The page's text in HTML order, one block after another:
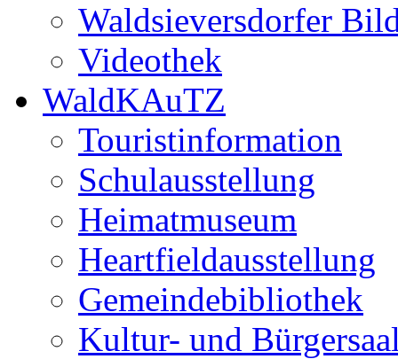
Waldsieversdorfer
Videothek
WaldKAuTZ
Touristinformation
Schulausstellung
Heimatmuseum
Heartfieldausstellung
Gemeindebibliothek
Kultur- und